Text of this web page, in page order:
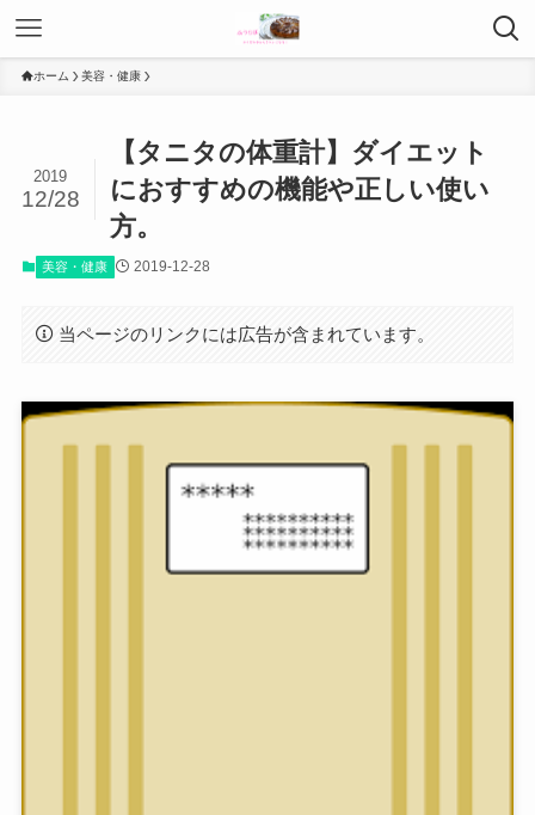
ホーム 美容・健康
【タニタの体重計】ダイエット
におすすめの機能や正しい使い
方。
2019
12/28
美容・健康 2019-12-28
当ページのリンクには広告が含まれています。